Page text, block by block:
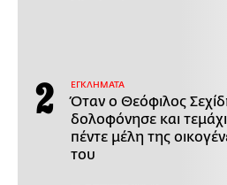
ΕΓΚΛΗΜΑΤΑ
Όταν ο Θεόφιλος
δολοφόνησε και
πέντε μέλη της
του